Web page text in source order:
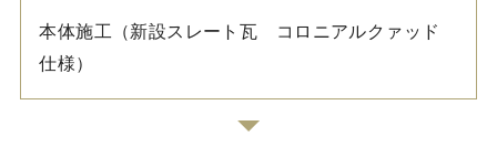
本体施工（新設スレート瓦 コロニアルクァッド
仕様）